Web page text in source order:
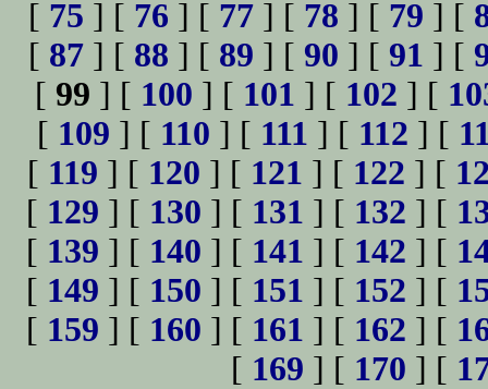
[ 75 ] [ 76 ] [ 77 ] [ 78 ] [ 79 ] [
[ 87 ] [ 88 ] [ 89 ] [ 90 ] [ 91 ] [
[ 99 ] [ 100 ] [ 101 ] [ 102 ] [
[ 109 ] [ 110 ] [ 111 ] [ 112 ] [
[ 119 ] [ 120 ] [ 121 ] [ 122 ] [
[ 129 ] [ 130 ] [ 131 ] [ 132 ] [
[ 139 ] [ 140 ] [ 141 ] [ 142 ] [
[ 149 ] [ 150 ] [ 151 ] [ 152 ] [
[ 159 ] [ 160 ] [ 161 ] [ 162 ] [
[ 169 ] [ 170 ] [